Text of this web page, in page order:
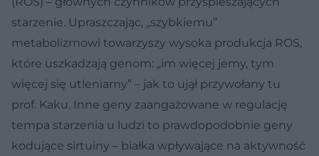
starzenie. Upraszczając, „szybkiemu”
metabolizmowi towarzyszy wysoka produkcja ROS,
które uszkadzają genom: „im więcej jemy, tym
więcej się utleniamy” – jak to ujął przywołany tu
prof. Kaku. Inne geny zaangażowane w regulację
tempa starzenia u ludzi to prawdopodobnie geny
kodujące sirtuiny – białka wpływające na aktywność